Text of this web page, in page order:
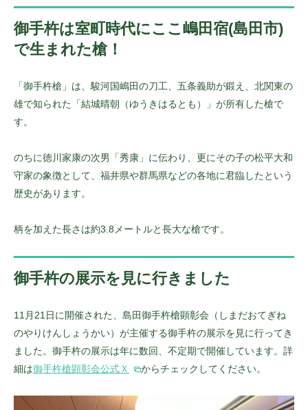
御手杵は室町時代にここ嶋田宿(島田市)
で生まれた槍！
「御手杵槍」は、駿河国嶋田の刀工、五条義助が鍛え、北関東の
雄で知られた「結城晴朝（ゆうきはるとも）」が所有した槍で
す。
のちに徳川家康の次男「秀康」に伝わり、更にその子の松平大和
守家の象徴として、福井県や群馬県などの各地に君臨したという
歴史があります。
柄を加えた長さは約3.8メートルと長大な槍です。
御手杵の展示を見に行きました
11月21日に開催された、島田御手杵槍顕彰会（しまだおてぎね
のやりけんしょうかい）が主催する御手杵の展示を見に行ってき
ました。御手杵の展示は年に数回、不定期で開催しています。詳
細は御手杵槍顕彰会公式Ｘ からチェックしてください。